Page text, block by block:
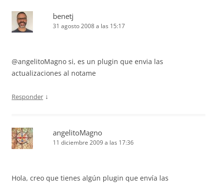
benetj
31 agosto 2008 a las 15:17
@angelitoMagno si, es un plugin que envia las
actualizaciones al notame
Responder ↓
angelitoMagno
11 diciembre 2009 a las 17:36
Hola, creo que tienes algún plugin que envía las